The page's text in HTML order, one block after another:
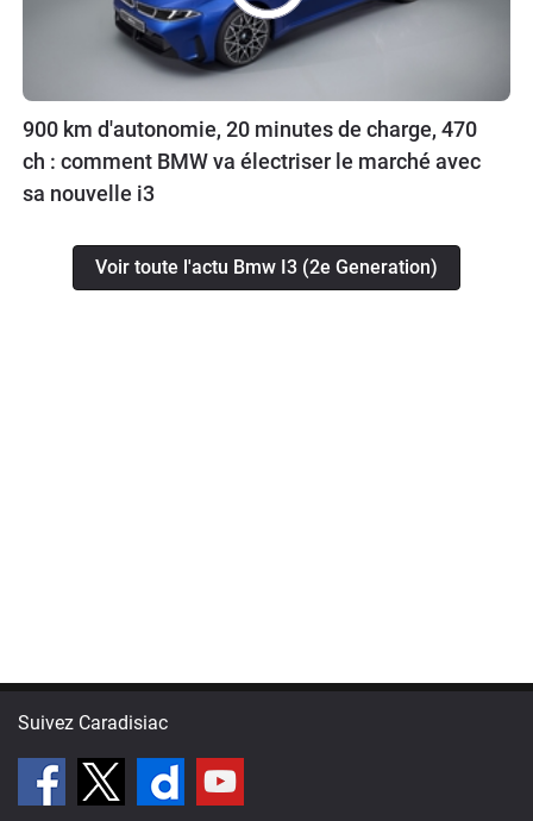
900 km d'autonomie, 20 minutes de charge, 470
ch : comment BMW va électriser le marché avec
sa nouvelle i3
Voir toute l'actu Bmw I3 (2e Generation)
Suivez Caradisiac